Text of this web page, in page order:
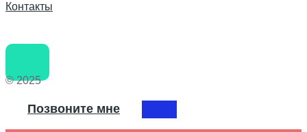
Контакты
© 2025
Позвоните мне